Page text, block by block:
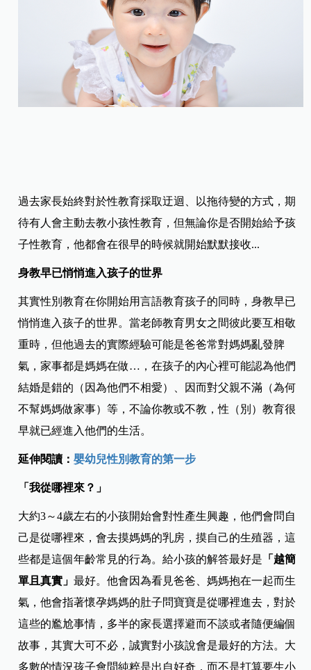
過去家長始終對於性教育採取迂迴、以拖待變的方式，期
待有人會主動去教小孩性教育，但無論你是否開始給予孩
子性教育，他都會在很早的時候就開始默默接收...
身教早已悄悄進入孩子的世界
其實性別教育在你開始用言語教育孩子的同時，身教早已
悄悄進入孩子的世界。當老師教育男女之間彼此要互相敬
重時，但他過去的實際經驗可能是爸爸常對媽媽亂發脾
氣，家事都是媽媽在做…，在孩子的內心裡可能認為他們
結婚是錯的（因為他們不相愛）、因而對父親不滿（為何
不幫媽媽做家事）等，不論你教或不教，性（別）教育很
早就已經進入他們的生活。
延伸閱讀：嬰幼兒性別教育的第一步
「我從哪裡來？」
大約3～4歲左右的小孩開始會對性產生興趣，他們會問自
己是從哪裡來，會去摸媽媽的乳房，摸自己的生殖器，這
些都是這個年齡常見的行為。給小孩的解答最好是 「越簡
單且真實」最好。他會因為看見爸爸、媽媽抱在一起而生
氣，他會指著懷孕媽媽的肚子問寶寶是從哪裡進去，對於
這些的尷尬事情，多半的家長選擇避而不談或者隨便編個
故事，其實大可不必，誠實對小孩說會是最好的方法。大
多數的情況孩子會問純粹是出自好奇，而不是打算要生小